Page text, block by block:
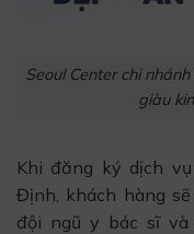
Seoul Center chi
giàu
Khi đăng ký dịch
Định, khách hàng
đội ngũ y bác sĩ